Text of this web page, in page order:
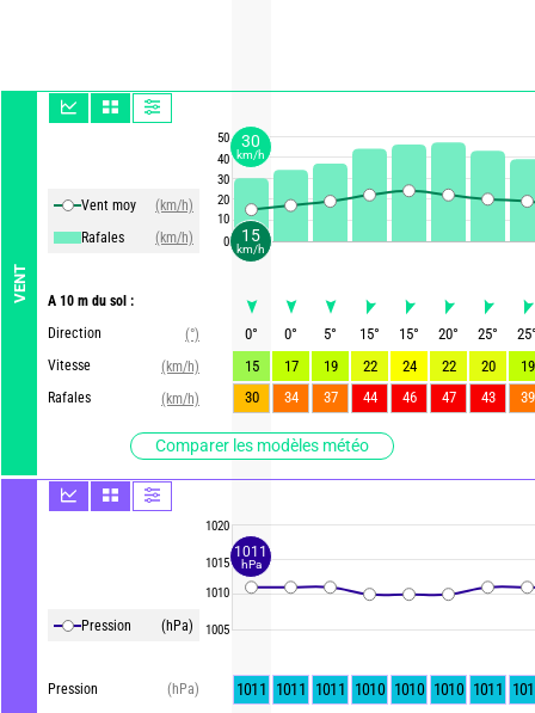
VENT
Vent moy
(km/h)
Rafales
(km/h)
A 10 m du sol :
Direction
(°)
Vitesse
(km/h)
Rafales
(km/h)
Comparer les modèles météo
Pression (hPa)
Pression (hPa)
50
40
30
20
10
0
1020
1015
1010
1005
0° 0° 5° 15° 15° 20° 25° 25
15
17 19 22 24 22 20
19
30
34 37 44 46 47 43 39
1011 1011 1011 1010 1010 1010 1011
15
km/h
30
km/h
1011
hPa